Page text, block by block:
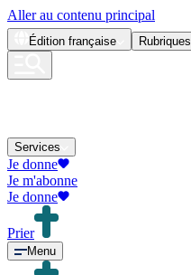
Aller au contenu principal
Édition française Rubriques
Services
Je donne
Je m'abonne
Je donne
Prier
Menu